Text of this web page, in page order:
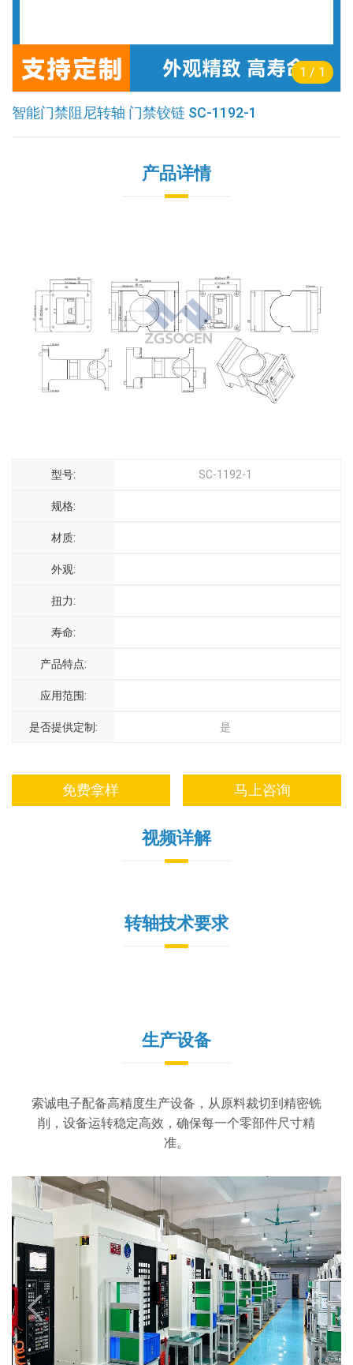
1 / 1
智能门禁阻尼转轴 门禁铰链 SC-1192-1
产品详情
型号: SC-1192-1
规格:
材质:
外观:
扭力:
寿命:
产品特点:
应用范围:
是否提供定制: 是
免费拿样 马上咨询
视频详解
转轴技术要求
生产设备
索诚电子配备高精度生产设备，从原料裁切到精密铣
削，设备运转稳定高效，确保每一个零部件尺寸精
准。